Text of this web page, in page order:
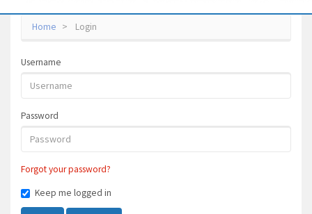
Home Login
Username
Password
Forgot your password?
Keep me logged in